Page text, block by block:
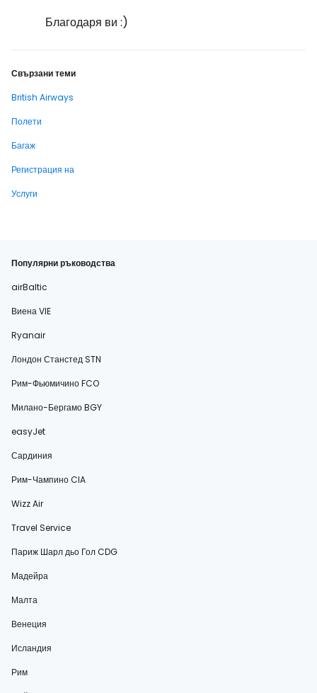
Благодаря ви :)
Свързани теми
British Airways
Полети
Багаж
Регистрация на
Услуги
Популярни ръководства
airBaltic
Виена VIE
Ryanair
Лондон Станстед STN
Рим-Фьюмичино FCO
Милано-Бергамо BGY
easyJet
Сардиния
Рим-Чампино CIA
Wizz Air
Travel Service
Париж Шарл дьо Гол CDG
Мадейра
Малта
Венеция
Исландия
Рим